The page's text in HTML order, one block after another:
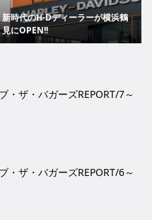
新時代のH-Dディーラーが横浜鶴
見にOPEN!!
・ザ・バガーズREPORT/7～
・ザ・バガーズREPORT/6～